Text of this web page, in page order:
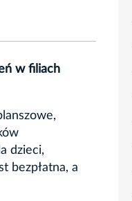
w filiach
dzieci,
bezpłatna, a